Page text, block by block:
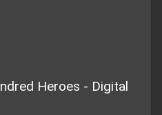
Heroes - Digital